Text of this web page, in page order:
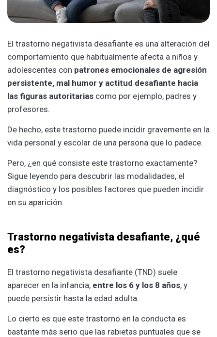
El trastorno negativista desafiante es una alteración del
comportamiento que habitualmente afecta a niños y
adolescentes con patrones emocionales de agresión
persistente, mal humor y actitud desafiante hacia
las figuras autoritarias como por ejemplo, padres y
profesores.
De hecho, este trastorno puede incidir gravemente en la
vida personal y escolar de una persona que lo padece.
Pero, ¿en qué consiste este trastorno exactamente?
Sigue leyendo para descubrir las modalidades, el
diagnóstico y los posibles factores que pueden incidir
en su aparición.
Trastorno negativista desafiante, ¿qué
es?
El trastorno negativista desafiante (TND) suele
aparecer en la infancia, entre los 6 y los 8 años, y
puede persistir hasta la edad adulta.
Lo cierto es que este trastorno en la conducta es
bastante más serio que las rabietas puntuales que se